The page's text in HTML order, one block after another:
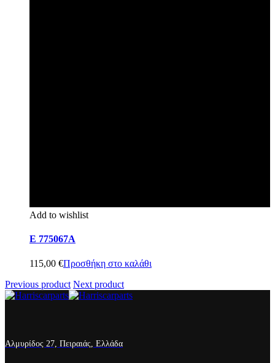
Add to wishlist
E 775067A
115,00 €Προσθήκη στο καλάθι
Previous product Next product
Αλμυρίδος 27, Πειραιάς, Ελλάδα